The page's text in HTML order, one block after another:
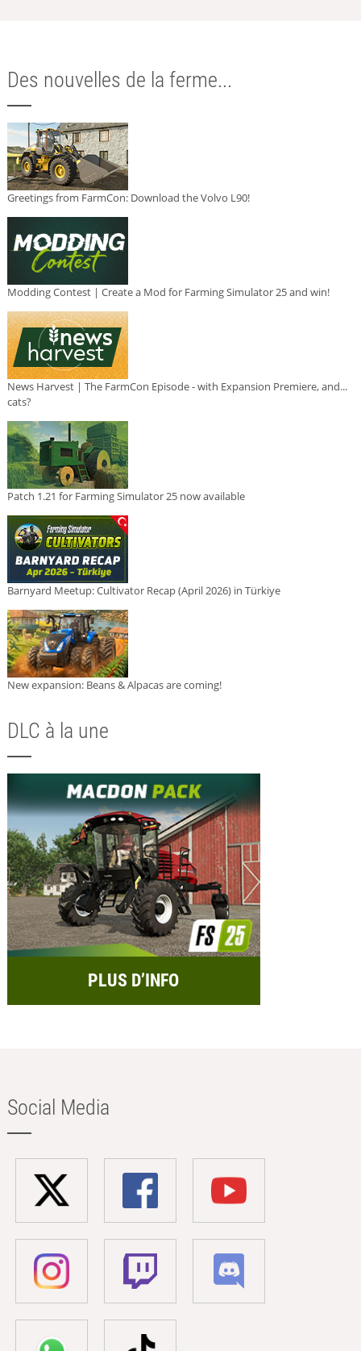
Des nouvelles de la ferme...
Greetings from FarmCon: Download the Volvo L90!
Modding Contest | Create a Mod for Farming Simulator 25 and win!
News Harvest | The FarmCon Episode - with Expansion Premiere, and...
cats?
Patch 1.21 for Farming Simulator 25 now available
Barnyard Meetup: Cultivator Recap (April 2026) in Türkiye
New expansion: Beans & Alpacas are coming!
DLC à la une
PLUS D’INFO
Social Media